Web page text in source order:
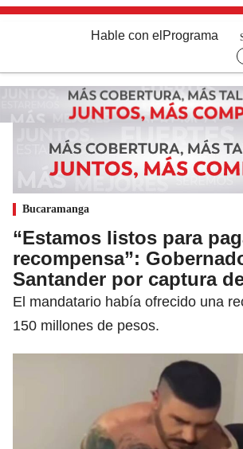
Hable con el Programa
Bucaramanga
“Estamos listos para
recompensa”:
Santander por captura de
El mandatario había ofrecido una
150 millones de pesos.